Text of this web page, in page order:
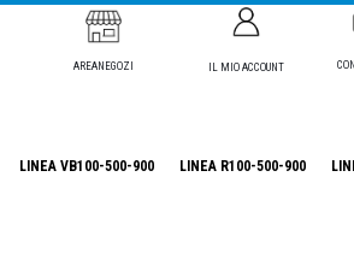
AREANEGOZI IL MIO ACCOUNT
LINEA VB100-500-900 LINEA R100-500-900